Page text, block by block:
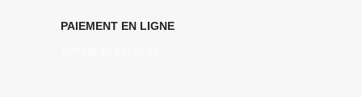
PAIEMENT EN LIGNE